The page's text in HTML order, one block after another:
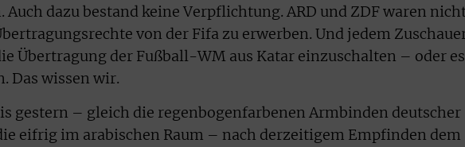
Auch dazu bestand keine Verpflichtung. ARD und ZDF waren
von der Fifa zu erwerben. Und jedem
Übertragung der Fußball-WM aus Katar einzuschalten – oder es
Das wissen wir.
gestern – gleich die regenbogenfarbenen Armbinden deutscher
eifrig im arabischen Raum – nach derzeitigem Empfinden dem